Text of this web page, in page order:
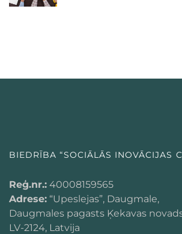
BIEDRĪBA “SOCIĀLĀS INOVĀCIJAS
Reģ.nr.: 40008159565
Adrese: “Upeslejas”, Daugmale,
Daugmales pagasts Ķekavas
LV-2124, Latvija